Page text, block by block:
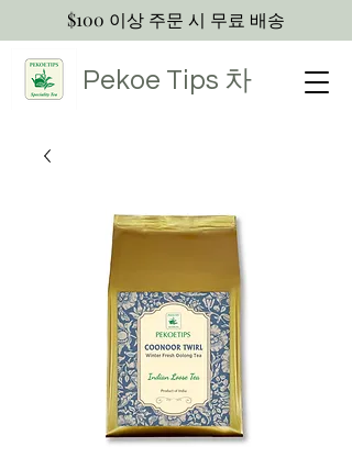
Pekoe Tips 차
$100 이상 주문 시 무료 배송